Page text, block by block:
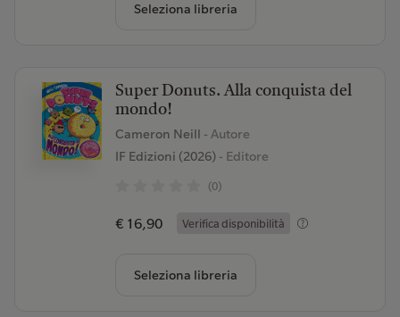
Seleziona libreria
Super Donuts. Alla conquista del
mondo!
Cameron Neill - Autore
IF Edizioni (2026)- Editore
(0)
€ 16,90 Verifica disponibilità
Seleziona libreria